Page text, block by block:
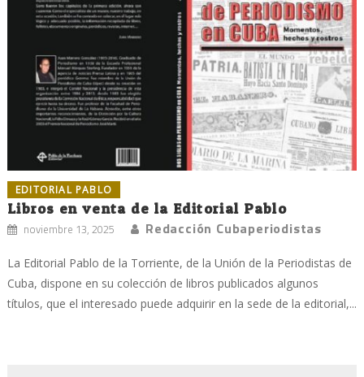
EDITORIAL PABLO
Libros en venta de la Editorial Pablo
noviembre 13, 2025 Redacción Cubaperiodistas
La Editorial Pablo de la Torriente, de la Unión de la Periodistas de
Cuba, dispone en su colección de libros publicados algunos
títulos, que el interesado puede adquirir en la sede de la editorial,...